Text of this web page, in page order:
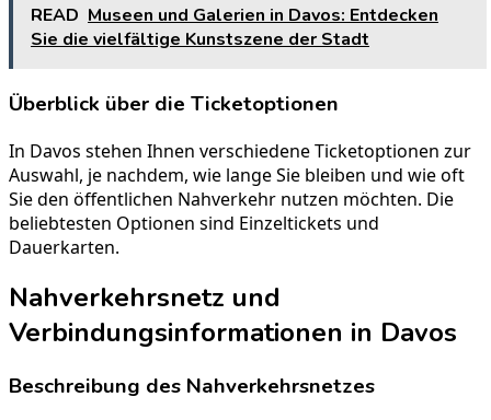
READ Museen und Galerien in Davos: Entdecken
Sie die vielfältige Kunstszene der Stadt
Überblick über die Ticketoptionen
In Davos stehen Ihnen verschiedene Ticketoptionen zur
Auswahl, je nachdem, wie lange Sie bleiben und wie oft
Sie den öffentlichen Nahverkehr nutzen möchten. Die
beliebtesten Optionen sind Einzeltickets und
Dauerkarten.
Nahverkehrsnetz und
Verbindungsinformationen in Davos
Beschreibung des Nahverkehrsnetzes